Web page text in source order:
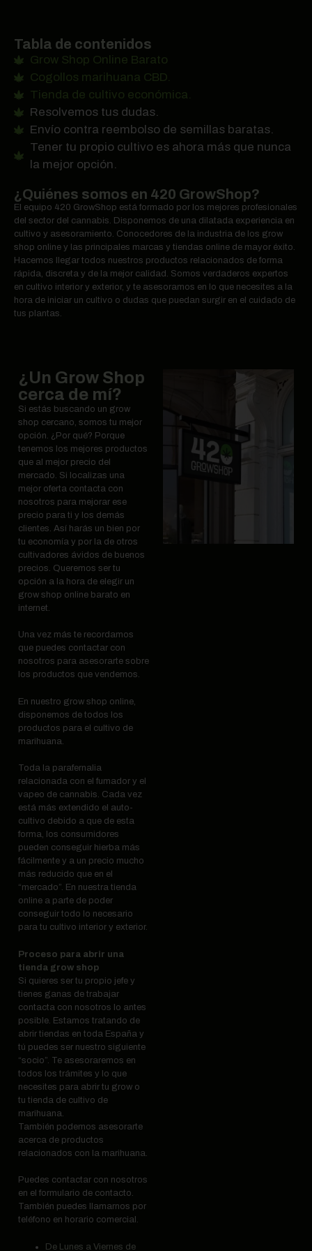
Tabla de contenidos
Grow Shop Online Barato
Cogollos marihuana CBD.
Tienda de cultivo económica.
Resolvemos tus dudas.
Envío contra reembolso de semillas baratas.
Tener tu propio cultivo es ahora más que nunca
la mejor opción.
¿Quiénes somos en 420 GrowShop?
El equipo 420 GrowShop está formado por los mejores profesionales
del sector del cannabis. Disponemos de una dilatada experiencia en
cultivo y asesoramiento. Conocedores de la industria de los grow
shop online y las principales marcas y tiendas online de mayor éxito.
Hacemos llegar todos nuestros productos relacionados de forma
rápida, discreta y de la mejor calidad. Somos verdaderos expertos
en cultivo interior y exterior, y te asesoramos en lo que necesites a la
hora de iniciar un cultivo o dudas que puedan surgir en el cuidado de
tus plantas.
¿Un Grow Shop
cerca de mí?
Si estás buscando un grow
shop cercano, somos tu mejor
opción. ¿Por qué? Porque
tenemos los mejores productos
que al mejor precio del
mercado. Si localizas una
mejor oferta contacta con
nosotros para mejorar ese
precio para ti y los demás
clientes. Así harás un bien por
tu economía y por la de otros
cultivadores ávidos de buenos
precios. Queremos ser tu
opción a la hora de elegir un
grow shop online barato en
internet.
Una vez más te recordamos
que puedes contactar con
nosotros para asesorarte sobre
los productos que vendemos.
En nuestro grow shop online,
disponemos de todos los
productos para el cultivo de
marihuana.
Toda la parafernalia
relacionada con el fumador y el
vapeo de cannabis. Cada vez
está más extendido el auto-
cultivo debido a que de esta
forma, los consumidores
pueden conseguir hierba más
fácilmente y a un precio mucho
más reducido que en el
“mercado”. En nuestra tienda
online a parte de poder
conseguir todo lo necesario
para tu cultivo interior y exterior.
Proceso para abrir una
tienda grow shop
Si quieres ser tu propio jefe y
tienes ganas de trabajar
contacta con nosotros lo antes
posible. Estamos tratando de
abrir tiendas en toda España y
tú puedes ser nuestro siguiente
“socio”. Te asesoraremos en
todos los trámites y lo que
necesites para abrir tu grow o
tu tienda de cultivo de
marihuana.
También podemos asesorarte
acerca de productos
relacionados con la marihuana.
Puedes contactar con nosotros
en el formulario de contacto.
También puedes llamarnos por
teléfono en horario comercial.
De Lunes a Viernes de